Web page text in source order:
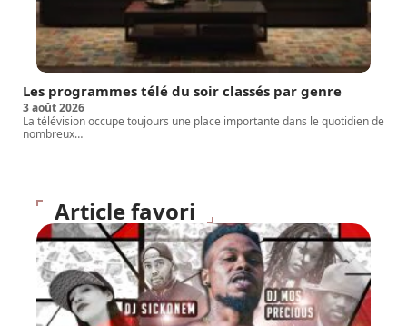
Les programmes télé du soir classés par genre
3 août 2026
La télévision occupe toujours une place importante dans le quotidien de
nombreux…
Article favori